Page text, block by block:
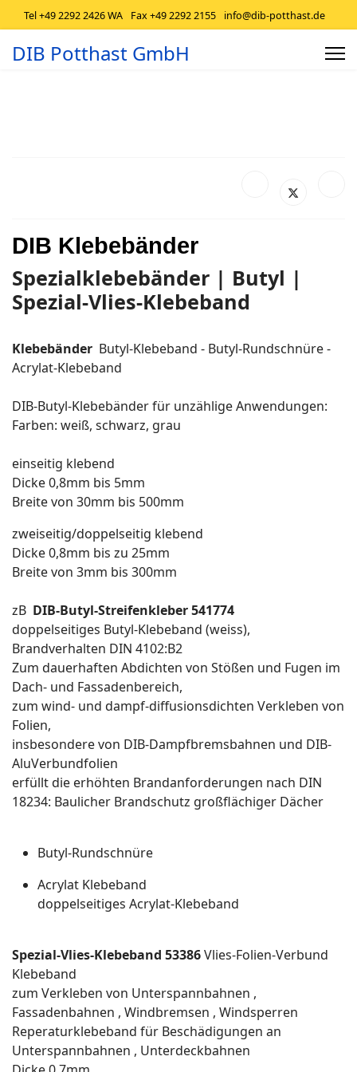
Tel +49 2292 2426 WA Fax +49 2292 2155 info@dib-potthast.de
DIB Potthast GmbH
DIB Klebebänder
Spezialklebebänder | Butyl |
Spezial-Vlies-Klebeband
Klebebänder Butyl-Klebeband - Butyl-Rundschnüre -
Acrylat-Klebeband
DIB-Butyl-Klebebänder für unzählige Anwendungen:
Farben: weiß, schwarz, grau
einseitig klebend
Dicke 0,8mm bis 5mm
Breite von 30mm bis 500mm
zweiseitig/doppelseitig klebend
Dicke 0,8mm bis zu 25mm
Breite von 3mm bis 300mm
zB DIB-Butyl-Streifenkleber 541774
doppelseitiges Butyl-Klebeband (weiss),
Brandverhalten DIN 4102:B2
Zum dauerhaften Abdichten von Stößen und Fugen im
Dach- und Fassadenbereich,
zum wind- und dampf-diffusionsdichten Verkleben von
Folien,
insbesondere von DIB-Dampfbremsbahnen und DIB-
AluVerbundfolien
erfüllt die erhöhten Brandanforderungen nach DIN
18234: Baulicher Brandschutz großflächiger Dächer
Butyl-Rundschnüre
Acrylat Klebeband
doppelseitiges Acrylat-Klebeband
Spezial-Vlies-Klebeband 53386Vlies-Folien-Verbund
Klebeband
zum Verkleben von Unterspannbahnen ,
Fassadenbahnen , Windbremsen , Windsperren
Reperaturklebeband für Beschädigungen an
Unterspannbahnen , Unterdeckbahnen